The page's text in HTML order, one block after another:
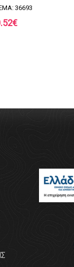
36693
€